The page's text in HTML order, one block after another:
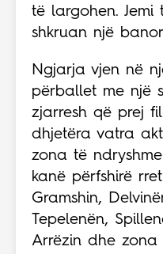
të largohen. Jemi
shkruan një
Ngjarja vjen në
përballet me një
zjarresh që prej
dhjetëra vatra
zona të
kanë përfshirë
Gramshin,
Tepelenën,
Arrëzin dhe